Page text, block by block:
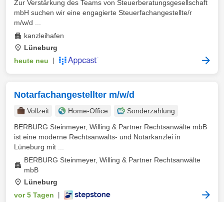
Zur Verstärkung des Teams von Steuerberatungsgesellschaft
mbH suchen wir eine engagierte Steuerfachangestellte/r
m/w/d ...
kanzleihafen
Lüneburg
heute neu
Notarfachangestellter m/w/d
Vollzeit Home-Office
Sonderzahlung
BERBURG Steinmeyer, Willing & Partner Rechtsanwälte mbB
ist eine moderne Rechtsanwalts- und Notarkanzlei in
Lüneburg mit ...
BERBURG Steinmeyer, Willing & Partner Rechtsanwälte
mbB
Lüneburg
vor 5 Tagen